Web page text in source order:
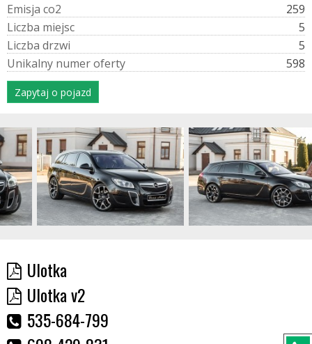
Emisja co2
259
Liczba miejsc
5
Liczba drzwi
5
Unikalny numeroferty 598
Zapytaj o pojazd
Ulotka
Ulotka v2
535-684-799